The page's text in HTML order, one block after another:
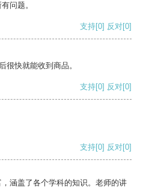
问题。
支持[0] 反对[0]
很快就能收到商品。
支持[0] 反对[0]
支持[0] 反对[0]
涵盖了各个学科的知识。老师的讲